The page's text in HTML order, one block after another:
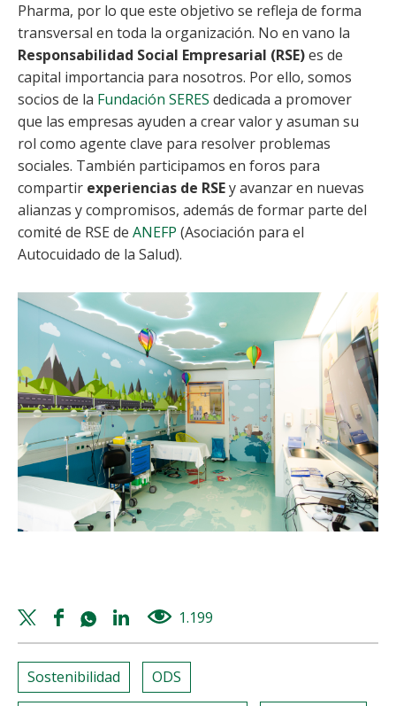
Pharma, por lo que este objetivo se refleja de forma
transversal en toda la organización. No en vano la
Responsabilidad Social Empresarial (RSE)es de
capital importancia para nosotros. Por ello, somos
socios de la Fundación SERES dedicada a promover
que las empresas ayuden a crear valor y asuman su
rol como agente clave para resolver problemas
sociales. También participamos en foros para
compartir experiencias de RSEy avanzar en nuevas
alianzas y compromisos, además de formar parte del
comité de RSE de ANEFP (Asociación para el
Autocuidado de la Salud).
Twitter
share
Facebook
share
Whatsapp
share
Linkedin
share
1.199
Sostenibilidad ODS